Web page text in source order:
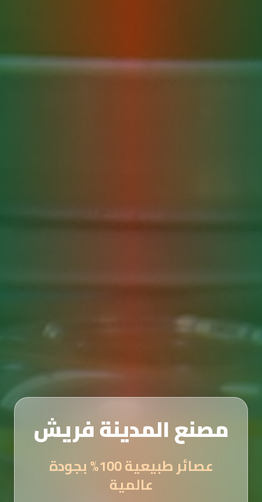
مصنع المدينة فريش
عصائر طبيعية 100% بجودة
عالمية